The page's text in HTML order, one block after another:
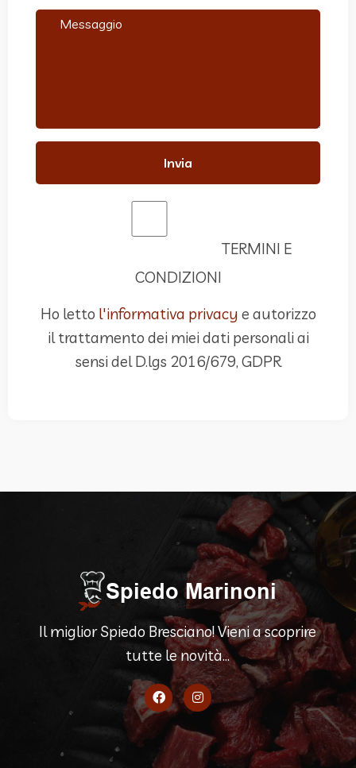
Invia
TERMINI E
CONDIZIONI
Ho letto l'informativa privacy e autorizzo
il trattamento dei miei dati personali ai
sensi del D.lgs 2016/679, GDPR
Il miglior Spiedo Bresciano! Vieni a scoprire
tutte le novità...